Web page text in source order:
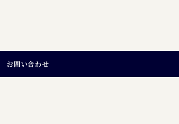
お問い合わせ